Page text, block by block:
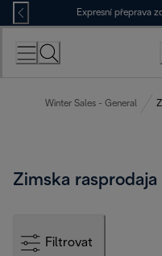
Skip
to
Content
Expresní přeprava
Winter Sales - General
Zimska rasprodaja
Filtrovat